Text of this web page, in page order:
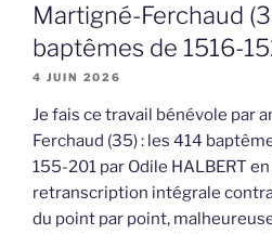
Martigné-Ferchaud
baptêmes de 1516-
4 JUIN 2026
Je fais ce travail bénévole par
Ferchaud (35) : les 414
155-201 par Odile HALBERT
retranscription intégrale
du point par point,